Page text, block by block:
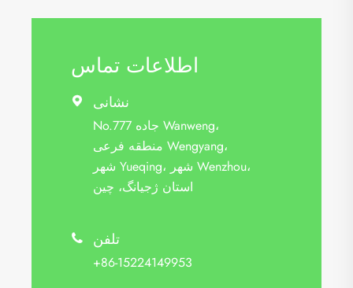
اطلاعات تماس
 نشانی
No.777 جاده Wanweng،
منطقه فرعی Wengyang،
شهر Yueqing، شهر Wenzhou،
استان ژجیانگ، چین
 تلفن
+86-15224149953